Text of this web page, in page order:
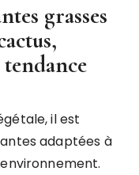
grasses
il est
adaptées à